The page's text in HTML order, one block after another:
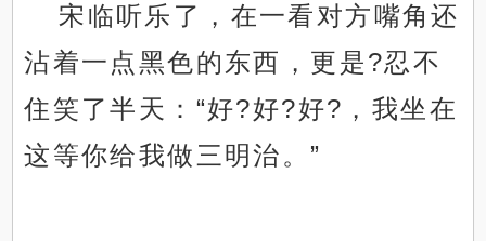
宋临听乐了，在一看对方嘴角还
沾着一点黑色的东西，更是?忍不
住笑了半天：“好?好?好?，我坐在
这等你给我做三明治。”